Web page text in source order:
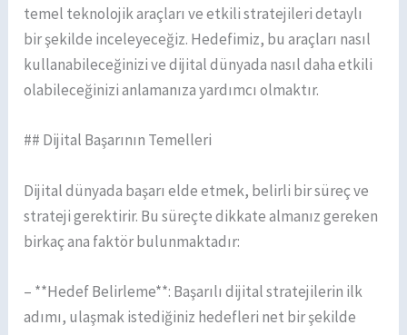
temel teknolojik araçları ve etkili stratejileri detaylı
bir şekilde inceleyeceğiz. Hedefimiz, bu araçları nasıl
kullanabileceğinizi ve dijital dünyada nasıl daha etkili
olabileceğinizi anlamanıza yardımcı olmaktır.
## Dijital Başarının Temelleri
Dijital dünyada başarı elde etmek, belirli bir süreç ve
strateji gerektirir. Bu süreçte dikkate almanız gereken
birkaç ana faktör bulunmaktadır:
– **Hedef Belirleme**: Başarılı dijital stratejilerin ilk
adımı, ulaşmak istediğiniz hedefleri net bir şekilde